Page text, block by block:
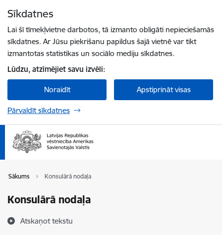
Sīkdatnes
Lai šī tīmekļvietne darbotos, tā izmanto obligāti nepieciešamās
sīkdatnes. Ar Jūsu piekrišanu papildus šajā vietnē var tikt
izmantotas statistikas un sociālo mediju sīkdatnes.
Lūdzu, atzīmējiet savu izvēli:
Noraidīt Apstiprināt visas
Pārvaldīt sīkdatnes
Sākums Konsulārā nodaļa
Konsulārā nodaļa
Atskaņot tekstu